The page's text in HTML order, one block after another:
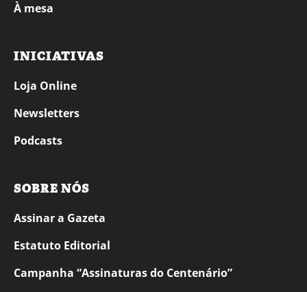
À mesa
INICIATIVAS
Loja Online
Newsletters
Podcasts
SOBRE NÓS
Assinar a Gazeta
Estatuto Editorial
Campanha “Assinaturas do Centenário”